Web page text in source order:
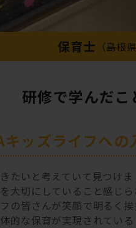
保育士 （島根
研修で学んだこ
ッズライフへの
たいと考えていて見つけま
大切にしていること感じら
の皆さんが笑顔で明るく
的な保育が実現されてい